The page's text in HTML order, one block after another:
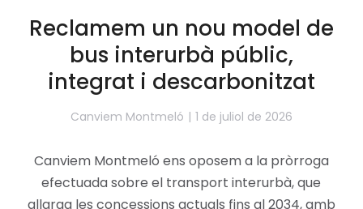
Reclamem un nou model de
bus interurbà públic,
integrat i descarbonitzat
Canviem Montmeló 1 de juliol de 2026
Canviem Montmeló ens oposem a la pròrroga
efectuada sobre el transport interurbà, que
allarga les concessions actuals fins al 2034, amb